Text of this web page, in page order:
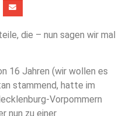
die – nun sagen wir mal
16 Jahren (wir wollen es
stammend, hatte im
Vorpommern
nun zu einer